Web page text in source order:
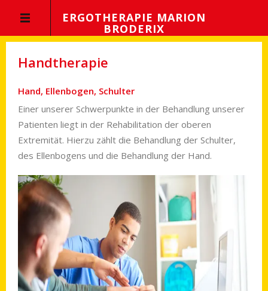
ERGOTHERAPIE MARION
BRODERIX
Handtherapie
Hand, Ellenbogen, Schulter
Einer unserer Schwerpunkte in der Be­hand­lung unserer
Patien­ten liegt in der Re­ha­bilitation der oberen
Extremität. Hierzu zählt die Behand­lung der Schul­ter,
des Ellen­bogens und die Be­hand­lung der Hand.